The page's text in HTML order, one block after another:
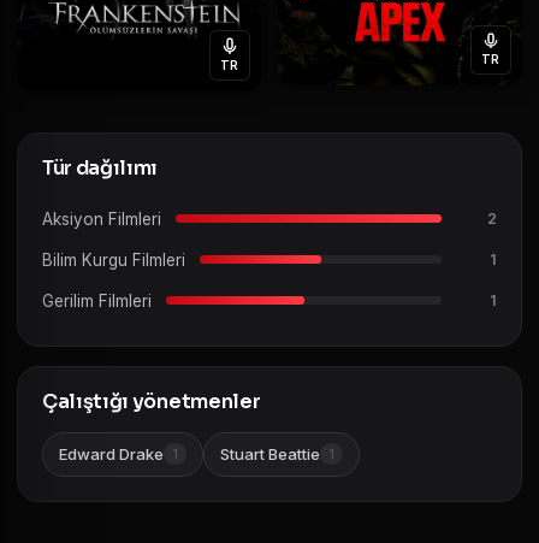
TR TR
Tür dağılımı
Aksiyon Filmleri 2
Bilim Kurgu Filmleri 1
Gerilim Filmleri 1
Çalıştığı yönetmenler
Edward Drake 1 Stuart Beattie 1